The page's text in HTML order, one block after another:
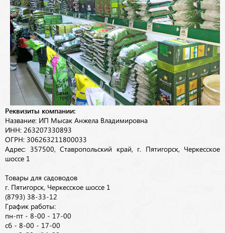
Реквизиты компании:
Название: ИП Мысак Анжела Владимировна
ИНН: 263207330893
ОГРН: 306263211800033
Адрес: 357500, Ставропольский край, г. Пятигорск, Черкесское
шоссе 1
Товары для садоводов
г. Пятигорск, Черкесское шоссе 1
(8793) 38-33-12
График работы:
пн-пт - 8-00 - 17-00
сб - 8-00 - 17-00